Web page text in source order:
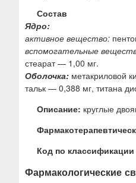
Состав
Ядро:
активное вещество:
вспомогательные
стеарат — 1,00 мг.
Оболочка: метакриловой
тальк — 0,388 мг, титана
Описание: круглые
Код по
Фармакологические